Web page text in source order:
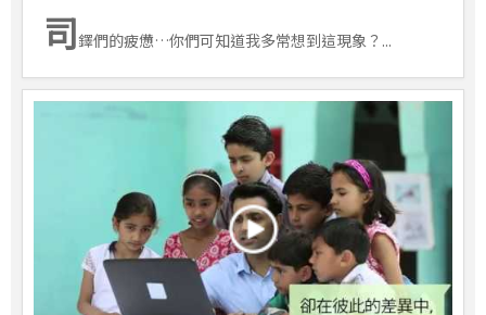
司鐸們的疲憊…你們可知道我多常想到這現象？...